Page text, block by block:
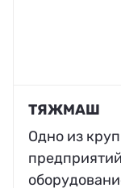
ТЯЖМАШ
Одно из